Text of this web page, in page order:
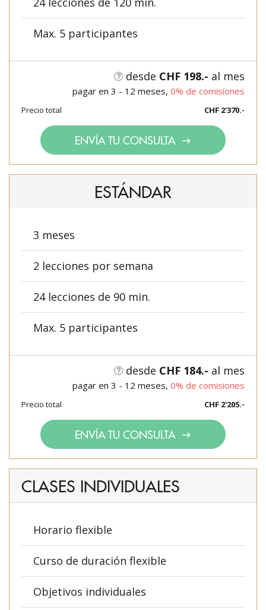
Max. 5 participantes
desde CHF 198.- al mes
pagar en 3 - 12 meses, 0% de comisiones
Precio total CHF 2'370.-
ENVÍA TU CONSULTA
ESTÁNDAR
3 meses
2 lecciones por semana
24 lecciones de 90 min.
Max. 5 participantes
desde CHF 184.- al mes
pagar en 3 - 12 meses, 0% de comisiones
Precio total CHF 2'205.-
ENVÍA TU CONSULTA
CLASES INDIVIDUALES
Horario flexible
Curso de duración flexible
Objetivos individuales